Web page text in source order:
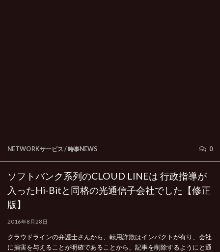
NETWORKサービス /時事NEWS 0
ソフトバンク系列のCLOUD LINEは 行政指導が
入ったHi-Bitと同格の光通信子会社でした【修正
版】
2016年8月28日
クラウドラインの弁護士さんから、転用詐欺はインパクトが有り、会社
に損害を与えることが明確であることから、記事を削除するようにと通